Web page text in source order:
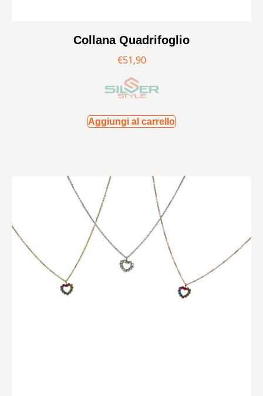
Collana Quadrifoglio
€51,90
Aggiungi al carrello